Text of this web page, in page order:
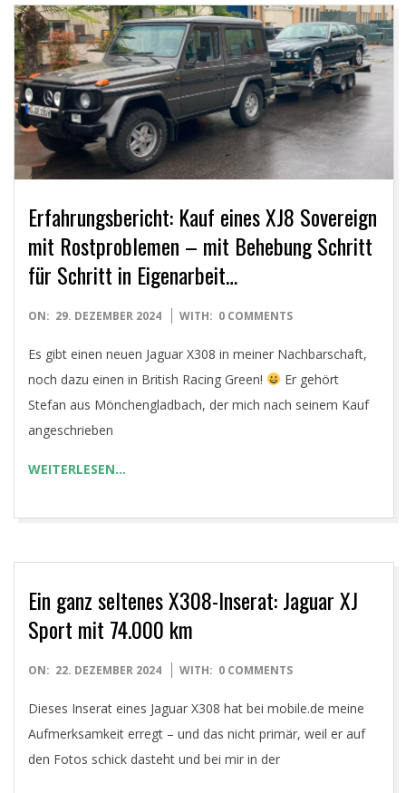
Erfahrungsbericht: Kauf eines XJ8 Sovereign
mit Rostproblemen – mit Behebung Schritt
für Schritt in Eigenarbeit…
2024-
29
ON: 29. DEZEMBER 2024 WITH: 0 COMMENTS
Es gibt einen neuen Jaguar X308 in meiner Nachbarschaft,
noch dazu einen in British Racing Green!
Er gehört
Stefan aus Mönchengladbach, der mich nach seinem Kauf
angeschrieben
WEITERLESEN…
Ein ganz seltenes X308-Inserat: Jaguar XJ
Sport mit 74.000 km
2024-
22
ON: 22. DEZEMBER 2024 WITH: 0 COMMENTS
Dieses Inserat eines Jaguar X308 hat bei mobile.de meine
Aufmerksamkeit erregt – und das nicht primär, weil er auf
den Fotos schick dasteht und bei mir in der